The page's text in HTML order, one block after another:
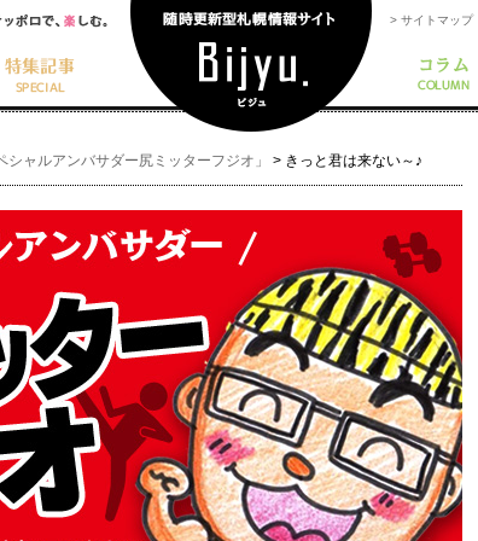
> サイトマップ
ャルアンバサダー尻ミッターフジオ」 > きっと君は来ない～♪